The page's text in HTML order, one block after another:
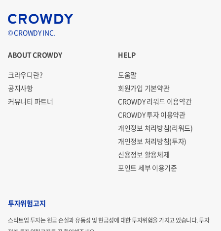
© CROWDY INC.
ABOUT CROWDY
크라우디란?
공지사항
커뮤니티 파트너
HELP
도움말
회원가입 기본약관
CROWDY 리워드 이용약관
CROWDY 투자 이용약관
개인정보 처리방침(리워드)
개인정보 처리방침(투자)
신용정보 활용체제
포인트 세부 이용기준
투자위험고지
스타트업 투자는 원금 손실과 유동성 및 현금성에 대한 투자위험을 가지고 있습니다.투자